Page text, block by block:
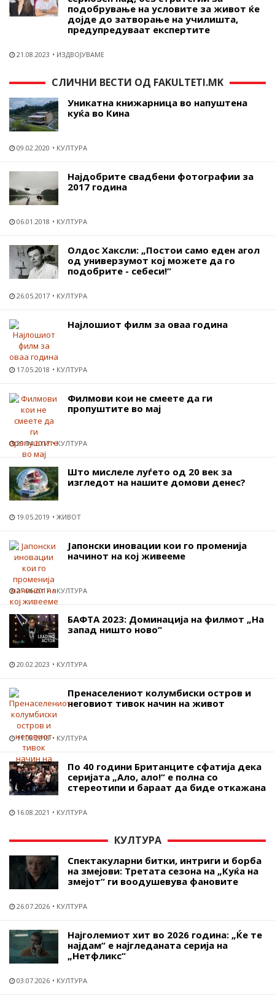
подобрување на условите за живот ќе
дојде до затворање на училишта,
предупредуваат експертите
21.08.2023 ИЗДВОЈУВАМЕ
СЛИЧНИ ВЕСТИ ОД FAKULTETI.MK
Уникатна книжарница во напуштена
куќа во Кина
09.02.2020 КУЛТУРА
Најдобрите свадбени фотографии за
2017 година
06.01.2018 КУЛТУРА
Олдос Хаксли: „Постои само еден агол
од универзумот кој можете да го
подобрите - себеси!“
26.05.2017 КУЛТУРА
Најлошиот филм за оваа година
17.05.2018 КУЛТУРА
Филмови кои не смеете да ги
пропуштите во мај
29.04.2017 КУЛТУРА
Што мислеле луѓето од 20 век за
изгледот на нашите домови денес?
19.05.2019 ЖИВОТ
Јапонски иновации кои го променија
начинот на кој живееме
27.06.2017 КУЛТУРА
БАФТА 2023: Доминација на филмот „На
запад ништо ново“
20.02.2023 КУЛТУРА
Пренаселениот колумбиски остров и
неговиот тивок начин на живот
11.08.2018 КУЛТУРА
По 40 години Британците сфатија дека
серијата „Ало, ало!“ е полна со
стереотипи и бараат да биде откажана
16.08.2021 КУЛТУРА
КУЛТУРА
Спектакуларни битки, интриги и борба
на змејови: Третата сезона на „Куќа на
змејот“ ги воодушевува фановите
26.07.2026 КУЛТУРА
Најголемиот хит во 2026 година: „Ќе те
најдам“ е најгледаната серија на
„Нетфликс“
03.07.2026 КУЛТУРА